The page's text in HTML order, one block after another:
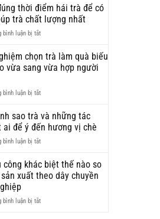
trà
non
–
lý
phần
nguyên
liệu
luôn
giới
sành
săn
thời điểm hái trà để có
trà chất lượng nhất
bình luận bị tắtở
đúng
thời
điểm
trà
có
được
búp
trà
lượng
nhất
chọn trà làm quà biếu
vừa sang vừa hợp người
bình luận bị tắtở
nghiệm
chọn
trà
làm
biếu
sao
sang
sao trà và những tác
ai để ý đến hương vị chè
bình luận bị tắtở
trình
sao
trà
những
công khác biệt thế nào so
xuất theo dây chuyền
bình luận bị tắtở